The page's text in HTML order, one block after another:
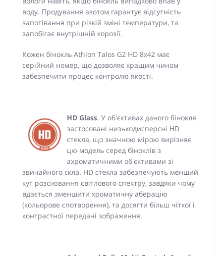
воду. Продування азотом гарантує відсутність
запотівання при різкій зміні температури, та
запобігає внутрішній корозії.
Кожен бінокль Athlon Talos G2 HD 8x42 має
серійний номер, що дозволяє кращим чином
забезпечити процес контролю якості.
HD Glass. У об'єктивах даного бінокля
застосовані низькодисперсні HD
стекла, що значною мірою вирізняє
цю модель серед біноклів з
ахроматичними об'єктивами зі
звичайного скла. HD стекла забезпечують менший
кут розсіювання світлового спектру, завдяки чому
вдається зменшити хроматичну аберацію
(кольорове спотворення), та досягти більш чіткої і
контрастної передачі зображення.